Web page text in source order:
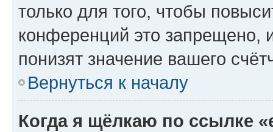
только для того, чтобы
конференций это запрещено,
понизят значение вашего
Вернуться к началу
Когда я щёлкаю по ссылке